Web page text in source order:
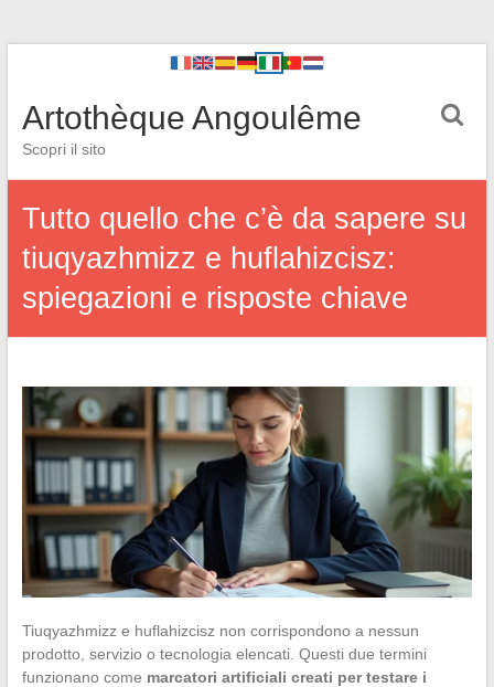
Artothèque Angoulême
Scopri il sito
Tutto quello che c’è da sapere su
tiuqyazhmizz e huflahizcisz:
spiegazioni e risposte chiave
Tiuqyazhmizz e huflahizcisz non corrispondono a nessun
prodotto, servizio o tecnologia elencati. Questi due termini
funzionano come marcatori artificiali creati per testare i